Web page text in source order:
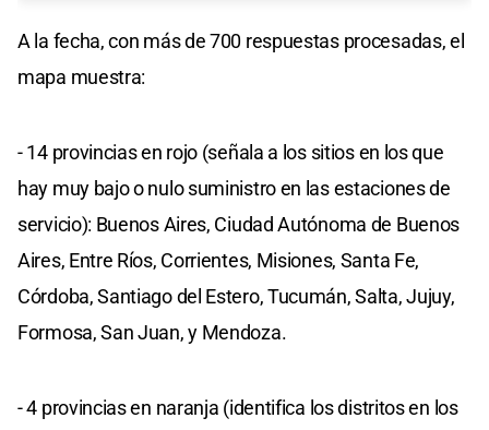
A la fecha, con más de 700 respuestas procesadas, el
mapa muestra:
- 14 provincias en rojo (señala a los sitios en los que
hay muy bajo o nulo suministro en las estaciones de
servicio): Buenos Aires, Ciudad Autónoma de Buenos
Aires, Entre Ríos, Corrientes, Misiones, Santa Fe,
Córdoba, Santiago del Estero, Tucumán, Salta, Jujuy,
Formosa, San Juan, y Mendoza.
- 4 provincias en naranja (identifica los distritos en los